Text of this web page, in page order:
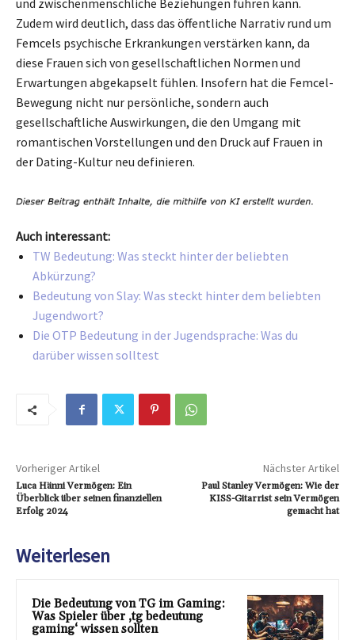
Zudem wird deutlich, dass das öffentliche Narrativ rund um
Femcels psychische Erkrankungen verstärken kann, da
diese Frauen sich von gesellschaftlichen Normen und
Erwartungen abgekapselt fühlen. Insofern hat die Femcel-
Bewegung nicht nur persönliche, sondern auch
gesellschaftliche Auswirkungen, die den Umgang mit
romantischen Vorstellungen und den Druck auf Frauen in
der Dating-Kultur neu definieren.
Auch interessant:
TW Bedeutung: Was steckt hinter der beliebten
Abkürzung?
Bedeutung von Slay: Was steckt hinter dem beliebten
Jugendwort?
Die OTP Bedeutung in der Jugendsprache: Was du
darüber wissen solltest
Vorheriger Artikel
Luca Hänni Vermögen: Ein
Überblick über seinen finanziellen
Erfolg 2024
Nächster Artikel
Paul Stanley Vermögen: Wie der
KISS-Gitarrist sein Vermögen
gemacht hat
Weiterlesen
Die Bedeutung von TG im Gaming:
Was Spieler über ‚tg bedeutung
gaming‘ wissen sollten